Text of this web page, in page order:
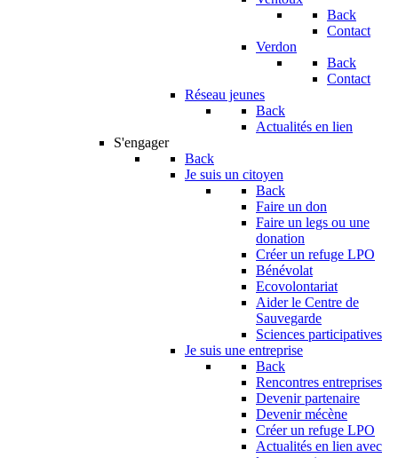
Back
Contact
Verdon
Back
Contact
Réseau jeunes
Back
Actualités en lien
S'engager
Back
Je suis un citoyen
Back
Faire un don
Faire un legs ou une
donation
Créer un refuge LPO
Bénévolat
Ecovolontariat
Aider le Centre de
Sauvegarde
Sciences participatives
Je suis une entreprise
Back
Rencontres entreprises
Devenir partenaire
Devenir mécène
Créer un refuge LPO
Actualités en lien avec